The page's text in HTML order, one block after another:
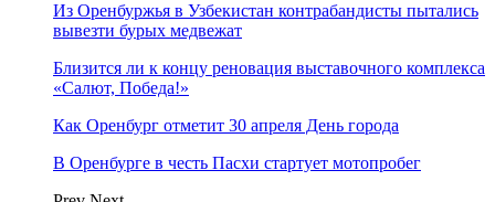
Из Оренбуржья в Узбекистан контрабандисты пытались
вывезти бурых медвежат
Близится ли к концу реновация выставочного комплекса
«Салют, Победа!»
Как Оренбург отметит 30 апреля День города
В Оренбурге в честь Пасхи стартует мотопробег